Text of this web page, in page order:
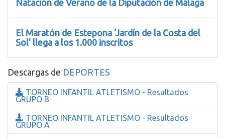
Natación de Verano de la Diputación de Málaga
El Maratón de Estepona ‘Jardín de la Costa del
Sol’ llega a los 1.000 inscritos
Descargas de DEPORTES
TORNEO INFANTIL ATLETISMO - Resultados
GRUPO B
TORNEO INFANTIL ATLETISMO - Resultados
GRUPO A